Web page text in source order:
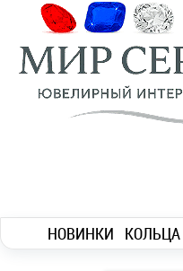
НОВИНКИ КОЛЬЦА